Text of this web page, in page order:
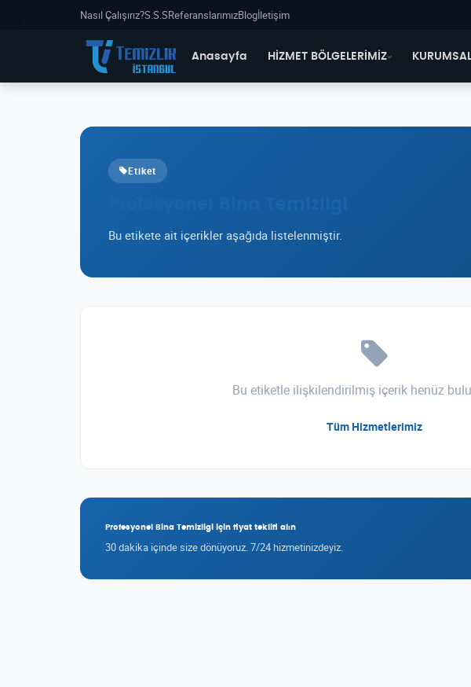
Nasıl Çalışırız?S.S.SReferanslarımızBlogİletişim
Anasayfa HİZMET BÖLGELERİMİZ
Etiket
Bu etikete ait içerikler aşağıda listelenmiştir.
Bu etiketle ilişkilendirilmiş içerik henüz
Tüm Hizmetlerimiz
Profesyonel Bina Temizligi için fiyat teklifi alın
30 dakika içinde size dönüyoruz. 7/24 hizmetinizdeyiz.